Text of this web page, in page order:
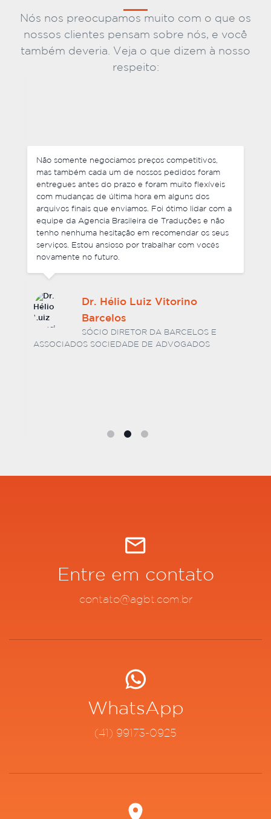
Nós nos preocupamos muito com o que os
nossos clientes pensam sobre nós, e você
também deveria. Veja o que dizem à nosso
respeito:
Não somente negociamos preços competitivos,
mas também cada um de nossos pedidos foram
entregues antes do prazo e foram muito flexíveis
com mudanças de última hora em alguns dos
arquivos finais que enviamos. Foi ótimo lidar com a
equipe da Agencia Brasileira de Traduções e não
tenho nenhuma hesitação em recomendar os seus
serviços. Estou ansioso por trabalhar com vocês
novamente no futuro.
Dr. Hélio Luiz Vitorino
Barcelos
SÓCIO DIRETOR DA BARCELOS E
ASSOCIADOS SOCIEDADE DE ADVOGADOS
Entre em contato
contato@agbt.com.br
WhatsApp
(41) 99173-0925